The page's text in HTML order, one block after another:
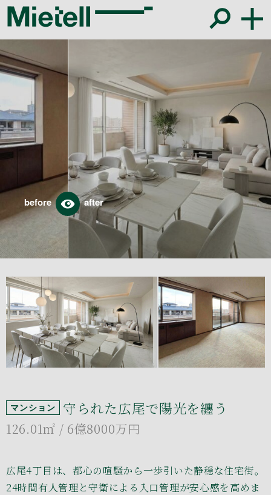
マンション 守られた広尾で陽光を纏う
126.01㎡ / 6億8000万円
広尾4丁目は、都心の喧騒から一歩引いた静穏な住宅街。
24時間有人管理と守衛による入口管理が安心感を高めま